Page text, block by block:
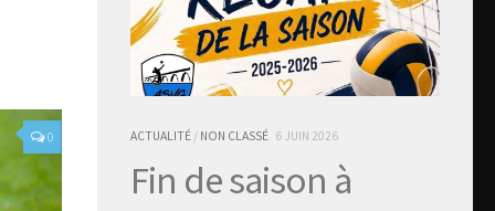
0 ACTUALITÉ / NON CLASSÉ 6 JUIN 2026
Fin de saison à